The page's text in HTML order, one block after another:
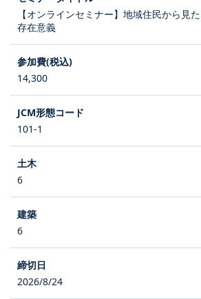
【オンラインセミナー】地域住民から見
存在意義
14,300
101-1
6
6
2026/8/24